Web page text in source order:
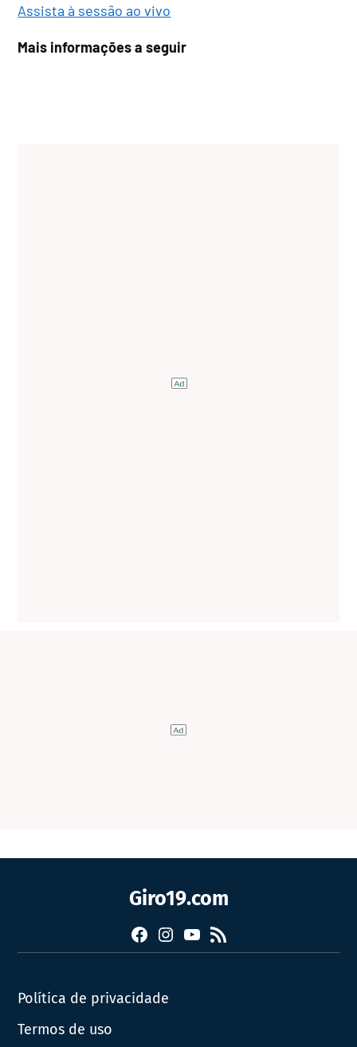
Assista à sessão ao vivo
Mais informações a seguir
Giro19.com
FacebookInstagram
YouTube
RSS
Política de privacidade
Termos de uso